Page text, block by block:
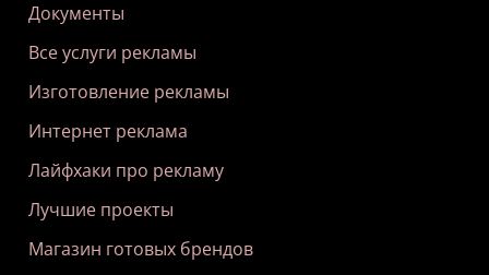
Документы
Все услуги рекламы
Изготовление рекламы
Интернет реклама
Лайфхаки про рекламу
Лучшие проекты
Магазин готовых брендов